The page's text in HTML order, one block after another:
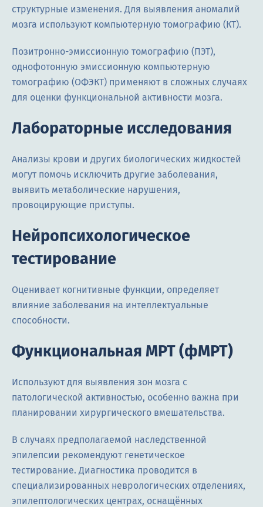
структурные изменения. Для выявления аномалий
мозга используют компьютерную томографию (КТ).
Позитронно-эмиссионную томографию (ПЭТ),
однофотонную эмиссионную компьютерную
томографию (ОФЭКТ) применяют в сложных случаях
для оценки функциональной активности мозга.
Лабораторные исследования
Анализы крови и других биологических жидкостей
могут помочь исключить другие заболевания,
выявить метаболические нарушения,
провоцирующие приступы.
Нейропсихологическое
тестирование
Оценивает когнитивные функции, определяет
влияние заболевания на интеллектуальные
способности.
Функциональная МРТ (фМРТ)
Используют для выявления зон мозга с
патологической активностью, особенно важна при
планировании хирургического вмешательства.
В случаях предполагаемой наследственной
эпилепсии рекомендуют генетическое
тестирование. Диагностика проводится в
специализированных неврологических отделениях,
эпилептологических центрах, оснащённых